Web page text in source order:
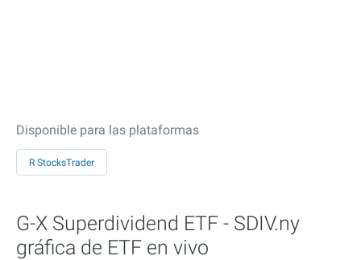
Disponible para las plataformas
R StocksTrader
G-X Superdividend ETF - SDIV.ny
gráfica de ETF en vivo